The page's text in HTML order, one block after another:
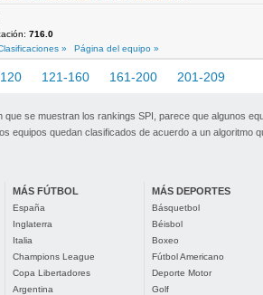
716.0
»
Página del equipo »
121-160 161-200 201-209
que se muestran los rankings SPI, parece que algunos
equipos quedan clasificados de acuerdo a un algoritmo
MÁS FÚTBOL
España
Inglaterra
Italia
Champions League
Copa Libertadores
Argentina
MÁS DEPORTES
Básquetbol
Béisbol
Boxeo
Fútbol Americano
Deporte Motor
Golf